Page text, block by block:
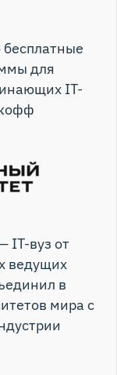
для
IT-
IT-вуз от
ведущих
в
мира с